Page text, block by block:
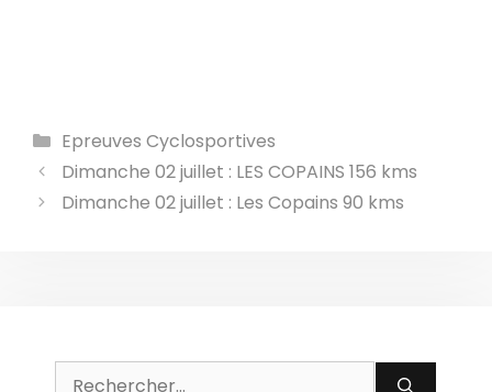
Catégories
Epreuves Cyclosportives
Dimanche 02 juillet : LES COPAINS 156 kms
Dimanche 02 juillet : Les Copains 90 kms
Rechercher :